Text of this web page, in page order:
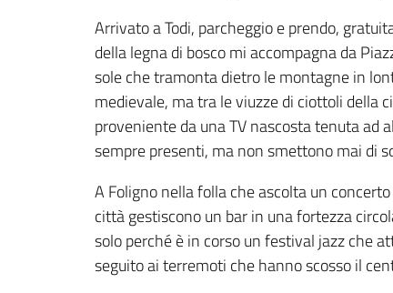
Arrivato a Todi, parcheggio e prendo,
della legna di bosco mi accompagna da
sole che tramonta dietro le montagne in
medievale, ma tra le viuzze di ciottoli della
proveniente da una TV nascosta tenuta ad
sempre presenti, ma non smettono mai di
A Foligno nella folla che ascolta un
città gestiscono un bar in una fortezza
solo perché è in corso un festival jazz che
seguito ai terremoti che hanno scosso il